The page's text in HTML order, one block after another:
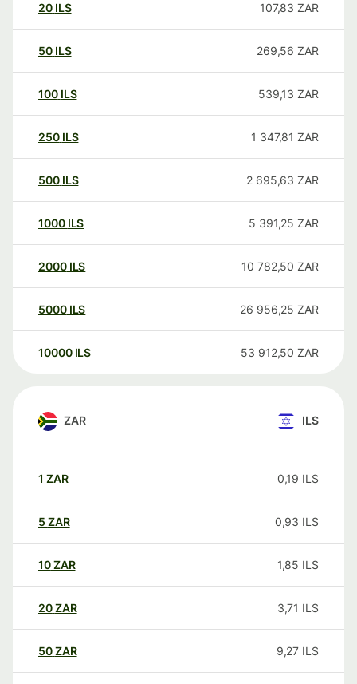
20 ILS 107,83 ZAR
50 ILS 269,56 ZAR
100 ILS 539,13 ZAR
250 ILS 1 347,81 ZAR
500 ILS 2 695,63 ZAR
1000 ILS 5 391,25 ZAR
2000 ILS 10 782,50 ZAR
5000 ILS 26 956,25 ZAR
10000 ILS 53 912,50 ZAR
ZAR ILS
1 ZAR 0,19 ILS
5 ZAR 0,93 ILS
10ZAR 1,85 ILS
20ZAR 3,71 ILS
50ZAR 9,27 ILS